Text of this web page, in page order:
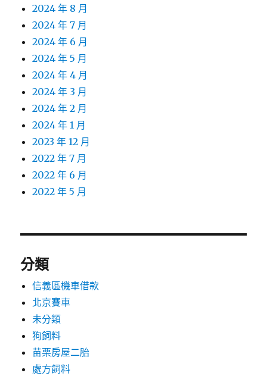
2024 年 8 月
2024 年 7 月
2024 年 6 月
2024 年 5 月
2024 年 4 月
2024 年 3 月
2024 年 2 月
2024 年 1 月
2023 年 12 月
2022 年 7 月
2022 年 6 月
2022 年 5 月
分類
信義區機車借款
北京賽車
未分類
狗飼料
苗栗房屋二胎
處方飼料